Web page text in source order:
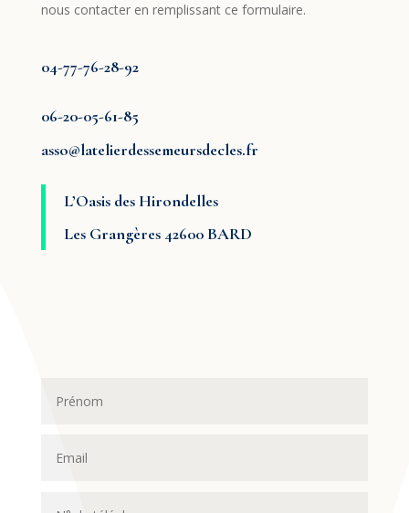
nous contacter en remplissant ce formulaire.
04-77-76-28-92
06-20-05-61-85
asso@latelierdessemeursdecles.fr
L’Oasis des Hirondelles
Les Grangères 42600 BARD